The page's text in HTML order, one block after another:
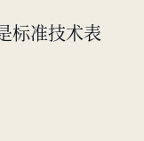
标准技术表